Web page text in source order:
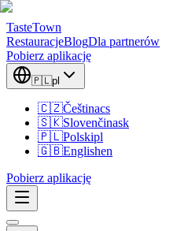
TasteTown
RestauracjeBlogDla partnerów
Pobierz aplikację
🇵🇱pl
🇨🇿Češtinacs
🇸🇰Slovenčinask
🇵🇱Polskipl
🇬🇧Englishen
Pobierz aplikację